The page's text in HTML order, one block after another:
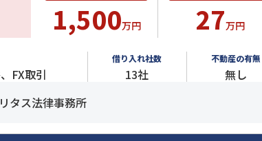
1,500万円 27万円
FX取引
借り入れ社数
13社
不動産の有無
無し
タス法律事務所